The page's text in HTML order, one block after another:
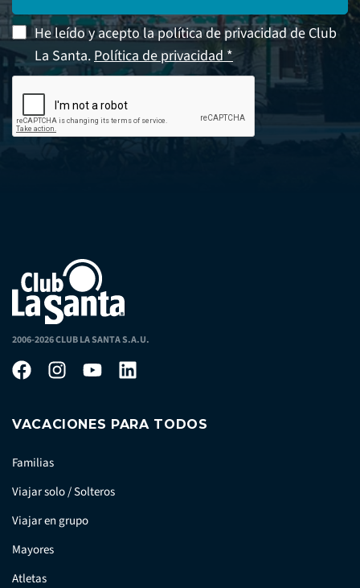
He leído y acepto la política de privacidad de Club
La Santa. Política de privacidad *
2006-2026 CLUB LA SANTA S.A.U.
VACACIONES PARA TODOS
Familias
Viajar solo / Solteros
Viajar en grupo
Mayores
Atletas